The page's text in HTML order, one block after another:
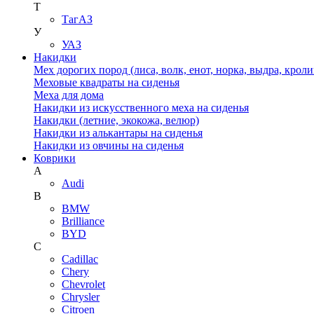
Т
ТагАЗ
У
УАЗ
Накидки
Мех дорогих пород (лиса, волк, енот, норка, выдра,
Меховые квадраты на сиденья
Меха для дома
Накидки из искусственного меха на сиденья
Накидки (летние, экокожа, велюр)
Накидки из алькантары на сиденья
Накидки из овчины на сиденья
Коврики
A
Audi
B
BMW
Brilliance
BYD
C
Cadillac
Chery
Chevrolet
Chrysler
Citroen